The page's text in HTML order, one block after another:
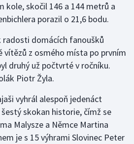
kole, skočil 146 a 144 metrů a
porazil o 21,6 bodu.
radosti domácích fanoušků
vítězů z osmého místa po prvním
druhý už počtvrté v ročníku.
Piotr Žyla.
vyhrál alespoň jedenáct
skokan historie, čímž se
Malysze a Němce Martina
je s 15 výhrami Slovinec Peter